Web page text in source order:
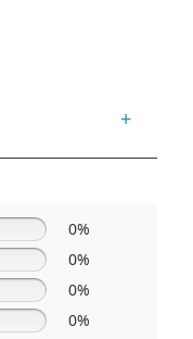
+
0%
0%
0%
0%